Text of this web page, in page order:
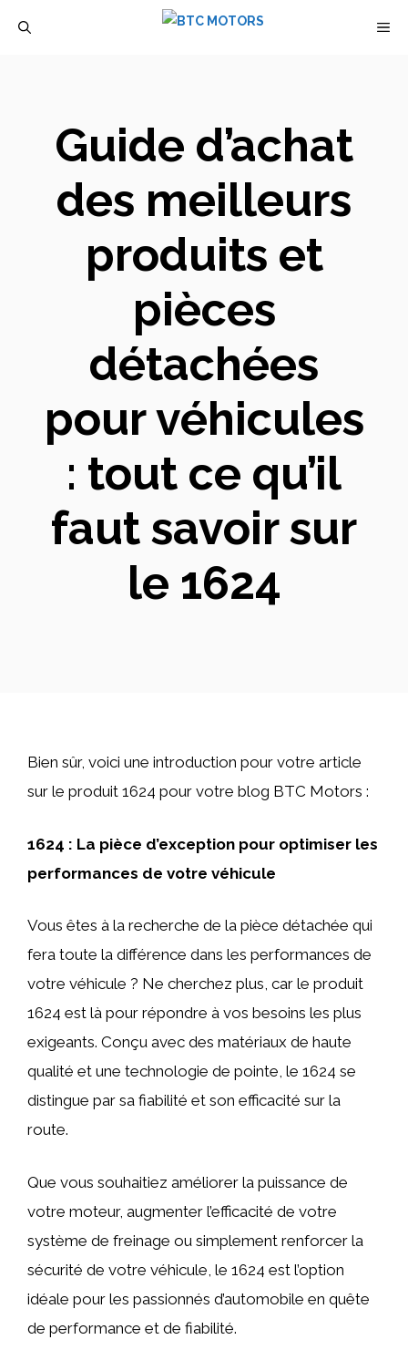
Guide d’achat
des meilleurs
produits et
pièces
détachées
pour véhicules
: tout ce qu’il
faut savoir sur
le 1624
Bien sûr, voici une introduction pour votre article
sur le produit 1624 pour votre blog BTC Motors :
1624 : La pièce d’exception pour optimiser les
performances de votre véhicule
Vous êtes à la recherche de la pièce détachée qui
fera toute la différence dans les performances de
votre véhicule ? Ne cherchez plus, car le produit
1624 est là pour répondre à vos besoins les plus
exigeants. Conçu avec des matériaux de haute
qualité et une technologie de pointe, le 1624 se
distingue par sa fiabilité et son efficacité sur la
route.
Que vous souhaitiez améliorer la puissance de
votre moteur, augmenter l’efficacité de votre
système de freinage ou simplement renforcer la
sécurité de votre véhicule, le 1624 est l’option
idéale pour les passionnés d’automobile en quête
de performance et de fiabilité.